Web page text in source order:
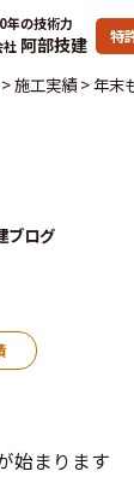
年の技術力
社 阿部技建 特
施工実績>年末
ブログ
始まります